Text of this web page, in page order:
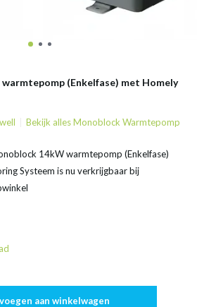
(Enkelfase) met Homely
Bekijk alles Monoblock Warmtepomp
14kW warmtepomp (Enkelfase)
Systeem is nu verkrijgbaar bij
aan winkelwagen